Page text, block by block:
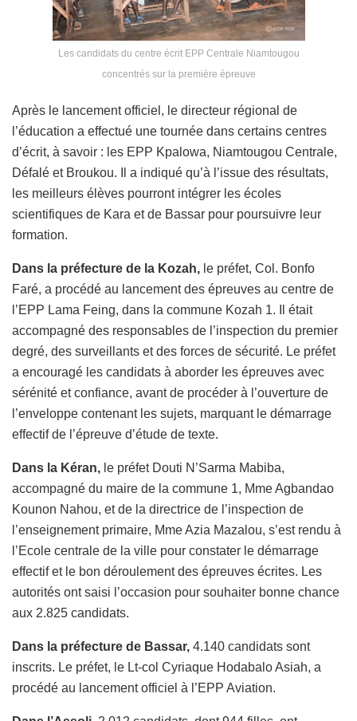
Les candidats du centre écrit EPP Centrale Niamtougou
concentrés sur la première épreuve
Après le lancement officiel, le directeur régional de
l’éducation a effectué une tournée dans certains centres
d’écrit, à savoir : les EPP Kpalowa, Niamtougou Centrale,
Défalé et Broukou. Il a indiqué qu’à l’issue des résultats,
les meilleurs élèves pourront intégrer les écoles
scientifiques de Kara et de Bassar pour poursuivre leur
formation.
Dans la préfecture de la Kozah, le préfet, Col. Bonfo
Faré, a procédé au lancement des épreuves au centre de
l’EPP Lama Feing, dans la commune Kozah 1. Il était
accompagné des responsables de l’inspection du premier
degré, des surveillants et des forces de sécurité. Le préfet
a encouragé les candidats à aborder les épreuves avec
sérénité et confiance, avant de procéder à l’ouverture de
l’enveloppe contenant les sujets, marquant le démarrage
effectif de l’épreuve d’étude de texte.
Dans la Kéran, le préfet Douti N’Sarma Mabiba,
accompagné du maire de la commune 1, Mme Agbandao
Kounon Nahou, et de la directrice de l’inspection de
l’enseignement primaire, Mme Azia Mazalou, s’est rendu à
l’Ecole centrale de la ville pour constater le démarrage
effectif et le bon déroulement des épreuves écrites. Les
autorités ont saisi l’occasion pour souhaiter bonne chance
aux 2.825 candidats.
Dans la préfecture de Bassar, 4.140 candidats sont
inscrits. Le préfet, le Lt-col Cyriaque Hodabalo Asiah, a
procédé au lancement officiel à l’EPP Aviation.